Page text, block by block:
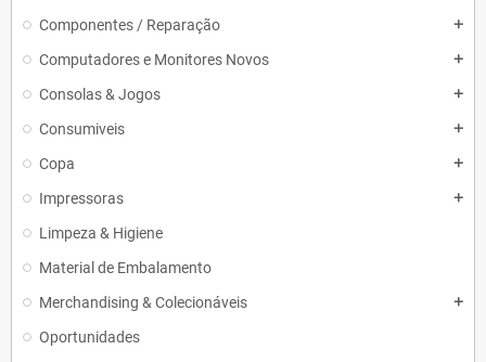
Componentes / Reparação add
Computadores e Monitores Novos add
Consolas & Jogos add
Consumiveis add
Copa add
Impressoras add
Limpeza & Higiene
Material de Embalamento
Merchandising & Colecionáveis
add
Oportunidades